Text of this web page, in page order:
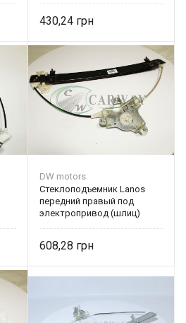
430,24
DW motors
Стеклоподъемник Lanos
передний правый под
электропривод (шлиц)
608,28